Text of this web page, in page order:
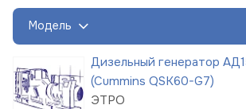
Модель
Дизельный генератор
(Cummins QSK60-G7)
ЭТРО